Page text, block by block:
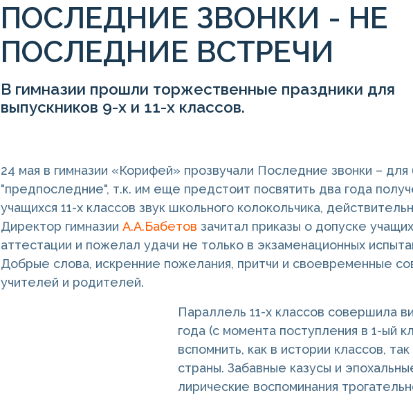
ПОСЛЕДНИЕ ЗВОНКИ - НЕ
ПОСЛЕДНИЕ ВСТРЕЧИ
В гимназии прошли торжественные праздники для
выпускников 9-х и 11-х классов.
24 мая в гимназии «Корифей» прозвучали Последние звонки –
"предпоследние", т.к. им еще предстоит посвятить два года
учащихся 11-х классов звук школьного колокольчика,
Директор гимназии А.А.Бабетов зачитал приказы о допуске
аттестации и пожелал удачи не только в экзаменационных
Добрые слова, искренние пожелания, притчи и своевременные
учителей и родителей.
Параллель 11-х классов совершила
года (с момента поступления в 1-ый
вспомнить, как в истории классов,
страны. Забавные казусы и
лирические воспоминания